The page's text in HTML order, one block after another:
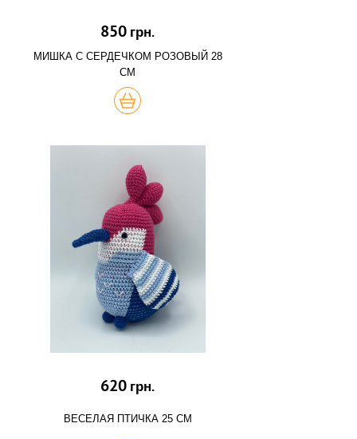
850 грн.
МИШКА С СЕРДЕЧКОМ РОЗОВЫЙ 28
СМ
КУПИТЬ
620 грн.
ВЕСЕЛАЯ ПТИЧКА 25 СМ